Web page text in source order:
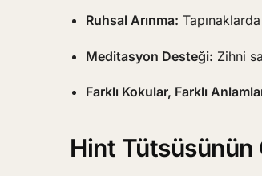
Ruhsal Arınma:
Meditasyon Desteği: Zihni
Farklı Kokular, Farklı
Hint Tütsüsünün